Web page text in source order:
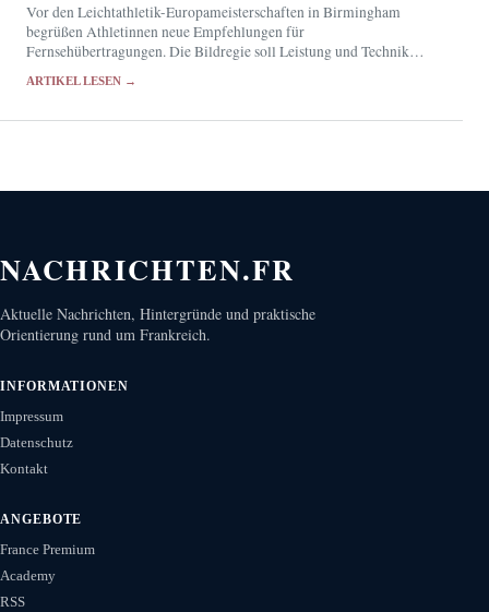
Vor den Leichtathletik-Europameisterschaften in Birmingham
begrüßen Athletinnen neue Empfehlungen für
Fernsehübertragungen. Die Bildregie soll Leistung und Technik
Körper zu reduzieren.
ARTIKEL LESEN →
NACHRICHTEN.FR
Aktuelle Nachrichten, Hintergründe und praktische
Orientierung rund um Frankreich.
INFORMATIONEN
Impressum
Datenschutz
Kontakt
ANGEBOTE
France Premium
Academy
RSS